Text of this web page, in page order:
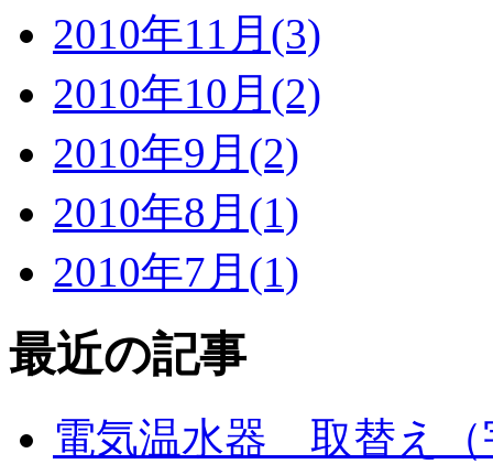
2010年11月(3)
2010年10月(2)
2010年9月(2)
2010年8月(1)
2010年7月(1)
最近の記事
電気温水器 取替え（